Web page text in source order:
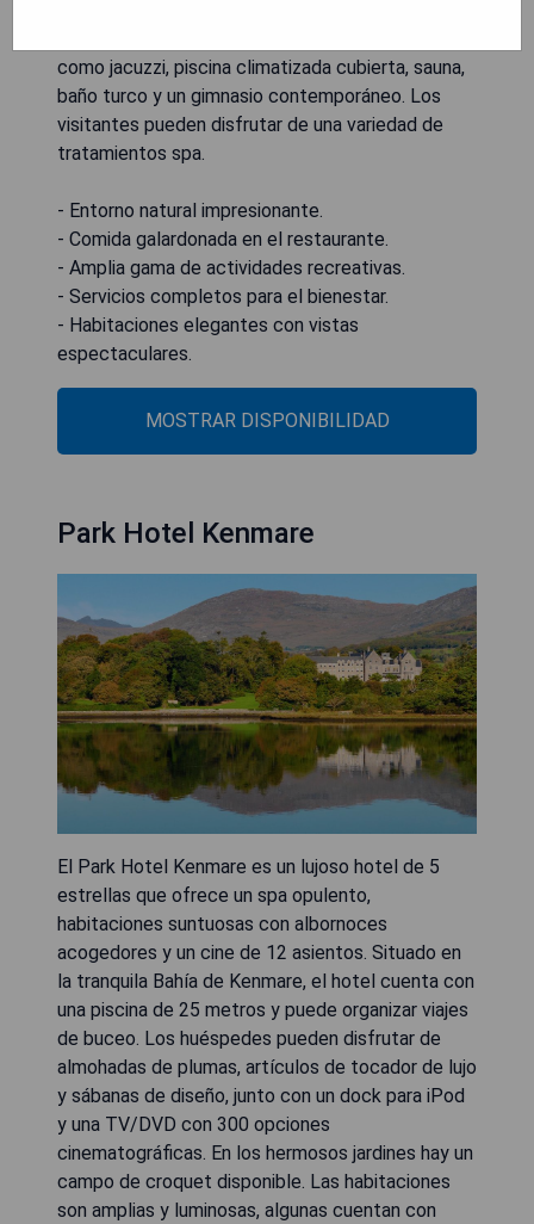
como jacuzzi, piscina climatizada cubierta, sauna,
baño turco y un gimnasio contemporáneo. Los
visitantes pueden disfrutar de una variedad de
tratamientos spa.
- Entorno natural impresionante.
- Comida galardonada en el restaurante.
- Amplia gama de actividades recreativas.
- Servicios completos para el bienestar.
- Habitaciones elegantes con vistas
espectaculares.
MOSTRAR DISPONIBILIDAD
Park Hotel Kenmare
El Park Hotel Kenmare es un lujoso hotel de 5
estrellas que ofrece un spa opulento,
habitaciones suntuosas con albornoces
acogedores y un cine de 12 asientos. Situado en
la tranquila Bahía de Kenmare, el hotel cuenta con
una piscina de 25 metros y puede organizar viajes
de buceo. Los huéspedes pueden disfrutar de
almohadas de plumas, artículos de tocador de lujo
y sábanas de diseño, junto con un dock para iPod
y una TV/DVD con 300 opciones
cinematográficas. En los hermosos jardines hay un
campo de croquet disponible. Las habitaciones
son amplias y luminosas, algunas cuentan con